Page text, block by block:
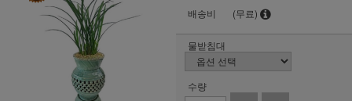
배송비
(무료)
물받침대
수량